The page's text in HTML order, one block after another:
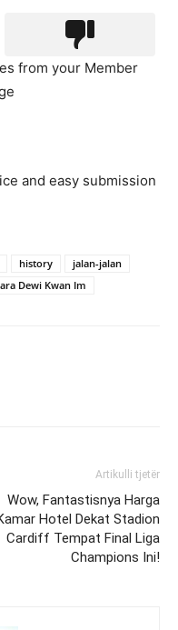
from your Member
and easy submission
history
jalan-jalan
Dewi Kwan Im
Artikulli tjetër
Wow, Fantastisnya Harga
Hotel Dekat Stadion
Cardiff Tempat Final Liga
Champions Ini!